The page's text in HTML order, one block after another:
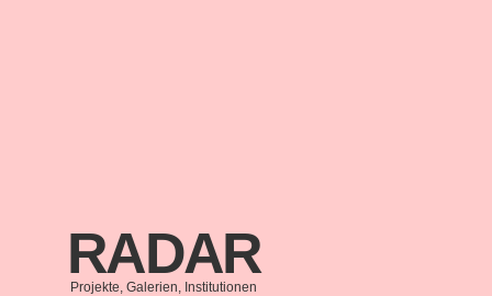
RADAR
Projekte, Galerien, Institutionen